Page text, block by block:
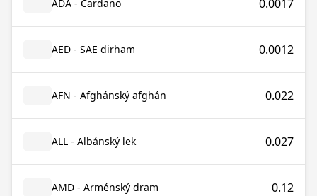
ADA - Cardano 0.0017
AED - SAE dirham 0.0012
AFN - Afghánský afghán 0.022
ALL - Albánský lek 0.027
AMD - Arménský dram 0.12